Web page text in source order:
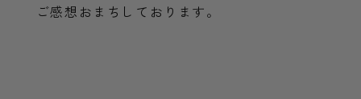
ご感想おまちしております。